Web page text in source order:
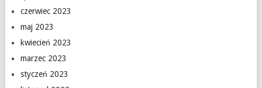
czerwiec 2023
maj 2023
kwiecień 2023
marzec 2023
styczeń 2023